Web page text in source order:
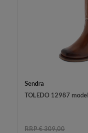
Sendra
TOLEDO 12987
RRP € 309,00